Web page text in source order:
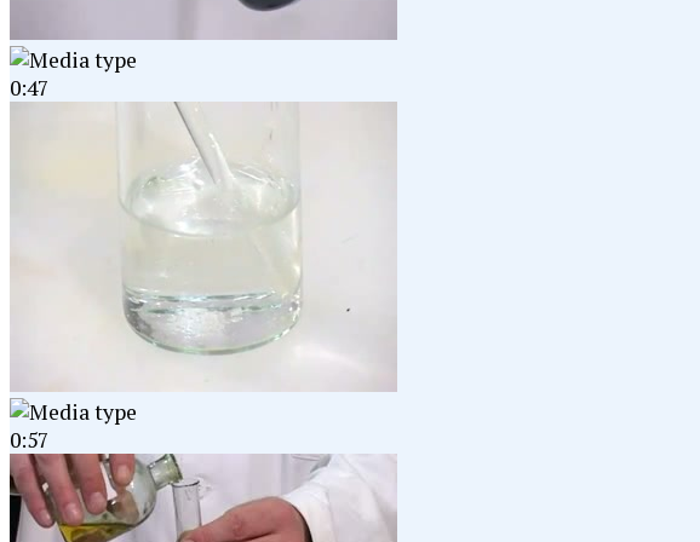
0:47
0:57